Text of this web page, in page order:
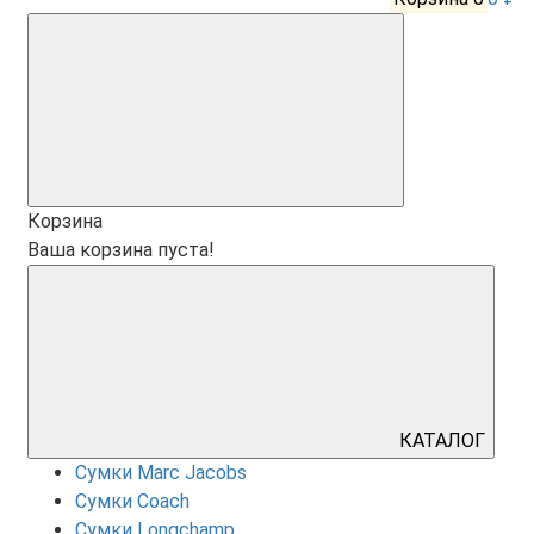
Корзина
Ваша корзина пуста!
КАТАЛОГ
Сумки Marc Jacobs
Сумки Coach